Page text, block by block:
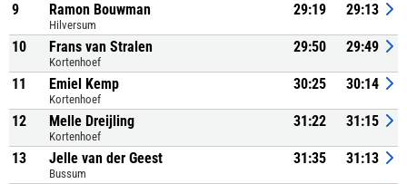
9 Ramon Bouwman
Hilversum
29:19 29:13
10 Frans van Stralen
Kortenhoef
29:50 29:49
11 Emiel Kemp
Kortenhoef
30:25 30:14
12 Melle Dreijling
Kortenhoef
31:22 31:15
13 Jelle van der Geest
Bussum
31:35 31:13